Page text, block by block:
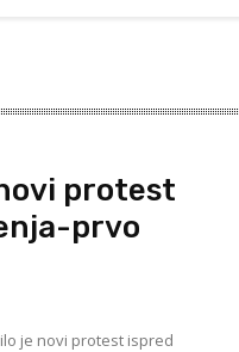
protest
prvo
je novi protest ispred